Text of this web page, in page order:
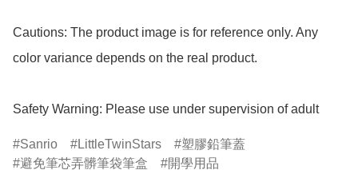
Cautions: The product image is for reference only. Any
color variance depends on the real product.
Safety Warning: Please use under supervision of adult
Sanrio LittleTwinStars
塑膠鉛筆蓋
避免筆芯弄髒筆袋筆盒
開學用品